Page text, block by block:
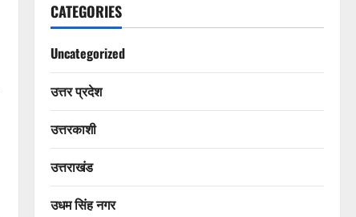
CATEGORIES
Uncategorized
उत्तर प्रदेश
उत्तरकाशी
उत्तराखंड
उधम सिंह नगर